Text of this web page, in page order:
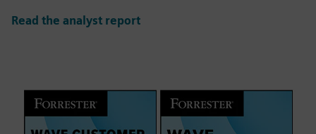
Read the analyst report